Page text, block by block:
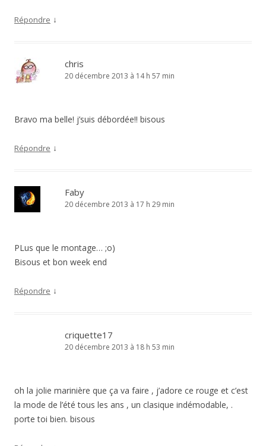
Répondre ↓
chris
20 décembre 2013 à 14 h 57 min
Bravo ma belle! j’suis débordée!! bisous
Répondre ↓
Faby
20 décembre 2013 à 17 h 29 min
PLus que le montage… ;o)
Bisous et bon week end
Répondre ↓
criquette17
20 décembre 2013 à 18 h 53 min
oh la jolie marinière que ça va faire , j’adore ce rouge et c’est
la mode de l’été tous les ans , un clasique indémodable, .
porte toi bien. bisous